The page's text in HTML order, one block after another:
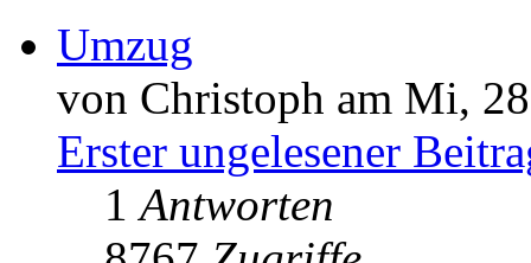
Umzug
von Christoph am Mi,
Erster ungelesener
1Antworten